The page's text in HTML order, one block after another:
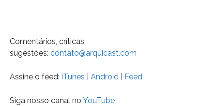
Comentários, críticas,
sugestões: contato@arquicast.com
Assine o feed: iTunes Android Feed
Siga nosso canal no YouTube